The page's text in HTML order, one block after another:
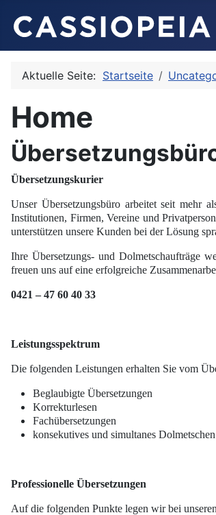
Aktuelle Seite: Startseite
Home
Übersetzungskurier
Unser Übersetzungsbüro arbeitet seit mehr
Institutionen, Firmen, Vereine und
unterstützen unsere Kunden bei der Lösung
Ihre Übersetzungs- und Dolmetschaufträge
freuen uns auf eine erfolgreiche
0421 – 47 60 40 33
Leistungsspektrum
Die folgenden Leistungen erhalten Sie vom
Beglaubigte Übersetzungen
Korrekturlesen
Fachübersetzungen
konsekutives und simultanes Dolmetschen
Professionelle Übersetzungen
Auf die folgenden Punkte legen wir bei